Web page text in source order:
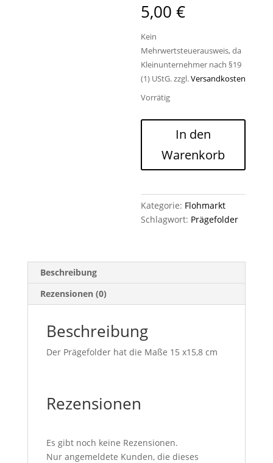
5,00€
Kein
Mehrwertsteuerausweis, da
Kleinunternehmer nach §19
(1) UStG.zzgl.Versandkosten
Vorrätig
Schmetterlingsschwarm
Menge
In den
Warenkorb
Kategorie: Flohmarkt
Schlagwort: Prägefolder
Beschreibung
Rezensionen (0)
Beschreibung
Der Prägefolder hat die Maße 15 x15,8 cm
Rezensionen
Es gibt noch keine Rezensionen.
Nur angemeldete Kunden, die dieses